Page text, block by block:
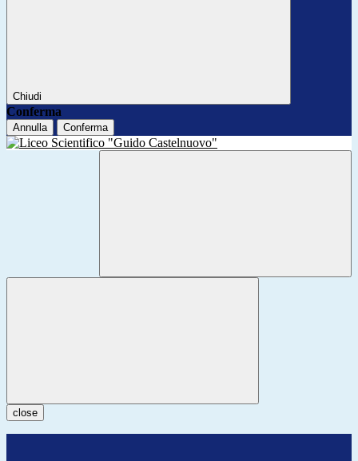
Chiudi
Conferma
Annulla Conferma
close